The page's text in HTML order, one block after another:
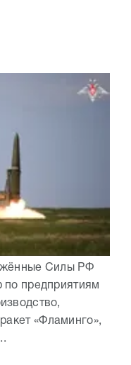
Силы РФ
по предприятиям
«Фламинго»,